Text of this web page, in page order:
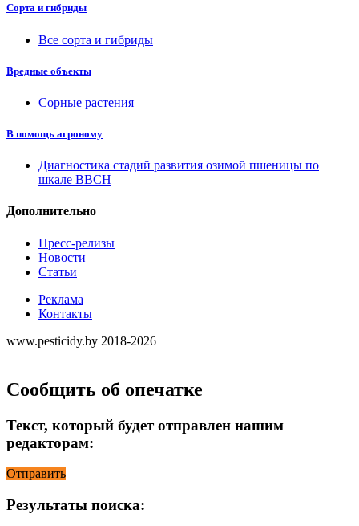
Сорта и гибриды
Все сорта и гибриды
Вредные объекты
Сорные растения
В помощь агроному
Диагностика стадий развития озимой пшеницы по
шкале ВВСН
Дополнительно
Пресс-релизы
Новости
Статьи
Реклама
Контакты
www.pesticidy.by 2018-2026
Сообщить об опечатке
Текст, который будет отправлен нашим
редакторам:
Отправить
Результаты поиска: